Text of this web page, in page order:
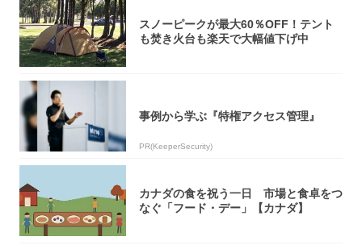
スノーピークが最大60％OFF！テント
も焚き火台も楽天で大幅値下げ中
事例から学ぶ『特権アクセス管理』
PR(KeeperSecurity)
カナダの食を祝う一日 市場と食卓をつ
なぐ「フード・デー」【カナダ】